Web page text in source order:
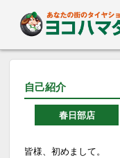
自己紹介
春日部店
皆様、初めまして。